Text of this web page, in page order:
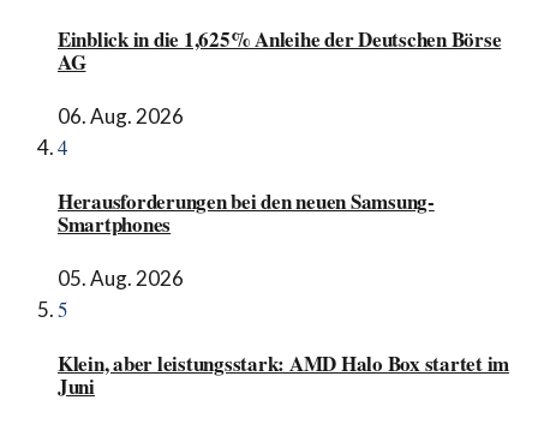
Einblick in die 1,625% Anleihe der Deutschen Börse
AG
06. Aug. 2026
4
Herausforderungen bei den neuen Samsung-
Smartphones
05. Aug. 2026
5
Klein, aber leistungsstark: AMD Halo Box startet im
Juni